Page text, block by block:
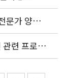
' 제공
가 양성교
관련 프로젝